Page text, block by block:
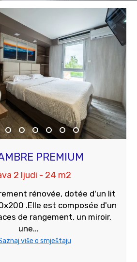
PREMIUM
2 ljudi - 24 m2
rénovée, dotée d'un lit
.Elle est composée d'un
de rangement, un miroir,
une...
više o smještaju